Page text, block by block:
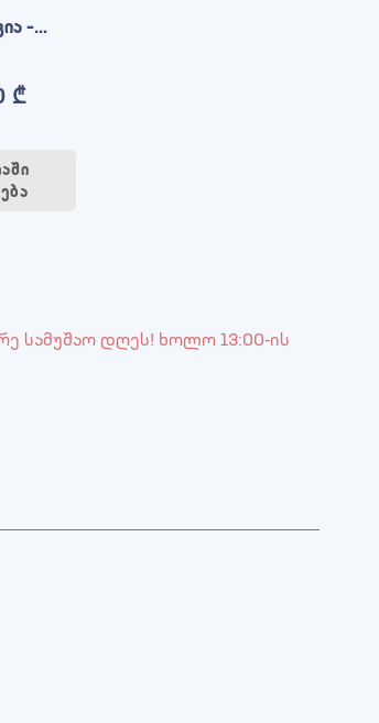
–...
₾
სამუშაო დღეს! ხოლო 13:00-ის